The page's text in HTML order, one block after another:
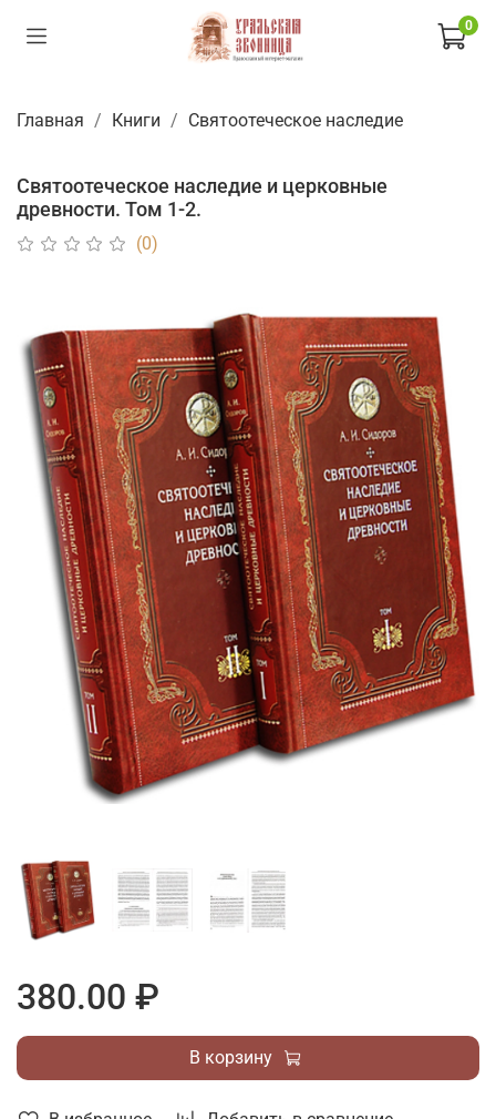
0
Главная Книги Святоотеческое наследие
Святоотеческое наследие и церковные
древности. Том 1-2.
(0)
380.00 ₽
В корзину